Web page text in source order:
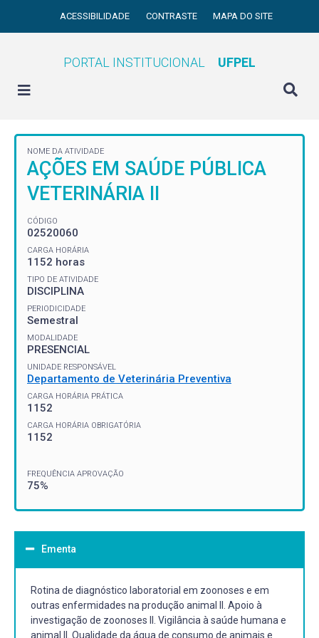
ACESSIBILIDADE CONTRASTE MAPA DO SITE
PORTAL INSTITUCIONAL UFPEL
NOME DA ATIVIDADE
AÇÕES EM SAÚDE PÚBLICA
VETERINÁRIA II
CÓDIGO
02520060
CARGA HORÁRIA
1152 horas
TIPO DE ATIVIDADE
DISCIPLINA
PERIODICIDADE
Semestral
MODALIDADE
PRESENCIAL
UNIDADE RESPONSÁVEL
Departamento de Veterinária Preventiva
CARGA HORÁRIA PRÁTICA
1152
CARGA HORÁRIA OBRIGATÓRIA
1152
FREQUÊNCIA APROVAÇÃO
75%
Ementa
Rotina de diagnóstico laboratorial em zoonoses e em
outras enfermidades na produção animal II. Apoio à
investigação de zoonoses II. Vigilância à saúde humana e
animal II. Qualidade da água de consumo de animais e